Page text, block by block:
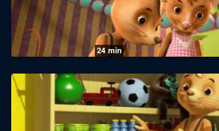
01.10.2024 | ZDF
24 min
JoNaLu: Lu kann nicht schlafen
30.09.2024|ZDF